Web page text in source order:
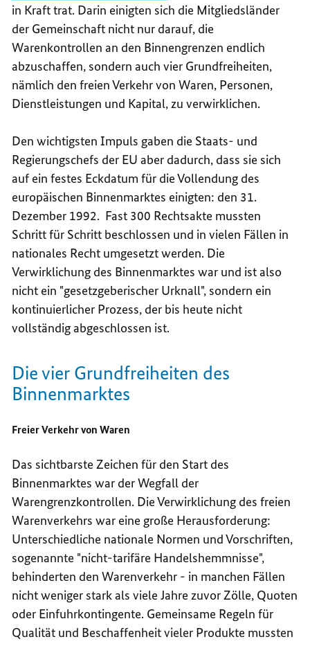
in Kraft trat. Darin einigten sich die Mitgliedsländer
der Gemeinschaft nicht nur darauf, die
Warenkontrollen an den Binnengrenzen endlich
abzuschaffen, sondern auch vier Grundfreiheiten,
nämlich den freien Verkehr von Waren, Personen,
Dienstleistungen und Kapital, zu verwirklichen.
Den wichtigsten Impuls gaben die Staats- und
Regierungschefs der EU aber dadurch, dass sie sich
auf ein festes Eckdatum für die Vollendung des
europäischen Binnenmarktes einigten: den 31.
Dezember 1992. Fast 300 Rechtsakte mussten
Schritt für Schritt beschlossen und in vielen Fällen in
nationales Recht umgesetzt werden. Die
Verwirklichung des Binnenmarktes war und ist also
nicht ein "gesetzgeberischer Urknall", sondern ein
kontinuierlicher Prozess, der bis heute nicht
vollständig abgeschlossen ist.
Die vier Grundfreiheiten des
Binnenmarktes
Freier Verkehr von Waren
Das sichtbarste Zeichen für den Start des
Binnenmarktes war der Wegfall der
Warengrenzkontrollen. Die Verwirklichung des freien
Warenverkehrs war eine große Herausforderung:
Unterschiedliche nationale Normen und Vorschriften,
sogenannte "nicht-tarifäre Handelshemmnisse",
behinderten den Warenverkehr - in manchen Fällen
nicht weniger stark als viele Jahre zuvor Zölle, Quoten
oder Einfuhrkontingente. Gemeinsame Regeln für
Qualität und Beschaffenheit vieler Produkte mussten